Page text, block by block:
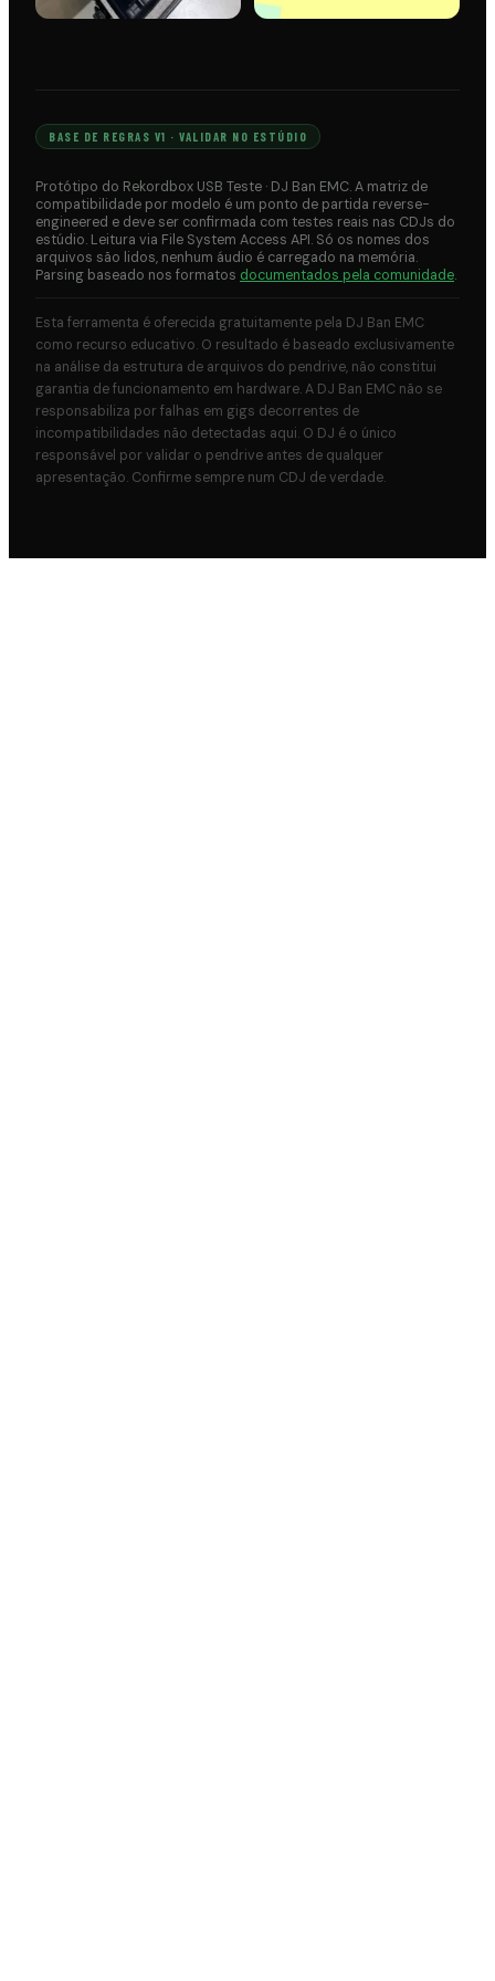
BASE DE REGRAS V1 · VALIDAR NO ESTÚDIO
Protótipo do Rekordbox USB Teste · DJ Ban EMC. A matriz de
compatibilidade por modelo é um ponto de partida reverse-
engineered e deve ser confirmada com testes reais nas CDJs do
estúdio. Leitura via File System Access API. Só os nomes dos
arquivos são lidos, nenhum áudio é carregado na memória.
Parsing baseado nos formatos documentados pela comunidade.
Esta ferramenta é oferecida gratuitamente pela DJ Ban EMC
como recurso educativo. O resultado é baseado exclusivamente
na análise da estrutura de arquivos do pendrive, não constitui
garantia de funcionamento em hardware. A DJ Ban EMC não se
responsabiliza por falhas em gigs decorrentes de
incompatibilidades não detectadas aqui. O DJ é o único
responsável por validar o pendrive antes de qualquer
apresentação. Confirme sempre num CDJ de verdade.